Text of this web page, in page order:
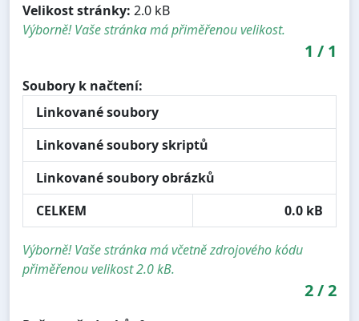
Velikost stránky: 2.0 kB
Výborně! Vaše stránka má přiměřenou velikost.
1 / 1
Soubory k načtení:
Linkované soubory
Linkované soubory skriptů
Linkované soubory obrázků
CELKEM
0.0 kB
Výborně! Vaše stránka má včetně zdrojového kódu
přiměřenou velikost 2.0 kB.
2/2